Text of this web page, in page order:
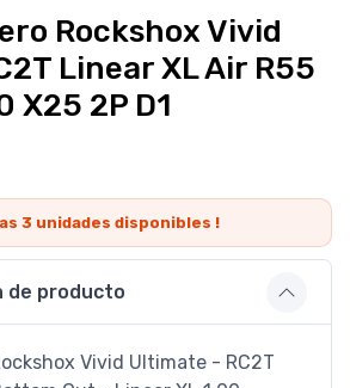
Rockshox Vivid
Linear XL Air R55
X25 2P D1
3 unidades disponibles !
de producto
Vivid Ultimate - RC2T